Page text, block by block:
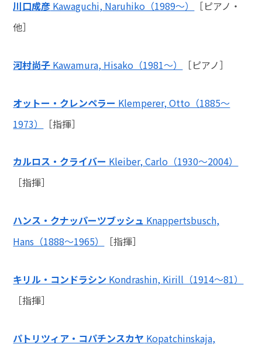
川口成彦 Kawaguchi, Naruhiko（1989～）
［ピアノ・
他］
河村尚子 Kawamura, Hisako（1981～） ［ピアノ］
オットー・クレンペラー Klemperer, Otto（1885～
1973）
［指揮］
カルロス・クライバー Kleiber, Carlo（1930～2004）
［指揮］
ハンス・クナッパーツブッシュ Knappertsbusch,
Hans（1888～1965）
［指揮］
キリル・コンドラシン Kondrashin, Kirill（1914～81）
［指揮］
パトリツィア・コパチンスカヤ Kopatchinskaja,